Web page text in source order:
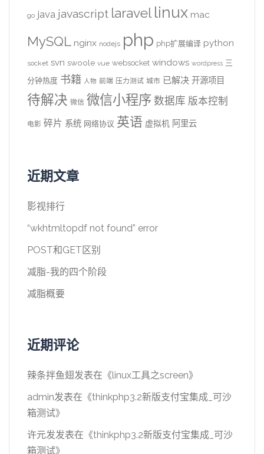
go java javascript laravel linux mac
MySQL nginx nodejs php php扩展编译 python
socket svn swoole vue websocket windows wordpress 三
分钟热度 书籍 人物 前端 压力测试 城市 已解决 开源项目
待解决 微信 微信小程序 数据库 版本控制
电影 碎片 系统 网络协议 英语 虚拟机 阿里云
近期文章
影视排行
“wkhtmltopdf not found” error
POST和GET区别
减脂-我的四个阶段
减脂概要
近期评论
辣条拌鱼翅发表在《linux工具之screen》
admin发表在《thinkphp3.2新版支付宝集成_可沙
箱测试》
许元发发表在《thinkphp3.2新版支付宝集成_可沙
箱测试》